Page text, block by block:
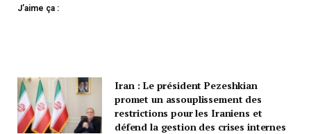
J’aime ça :
Iran : Le président Pezeshkian
promet un assouplissement des
restrictions pour les Iraniens et
défend la gestion des crises internes